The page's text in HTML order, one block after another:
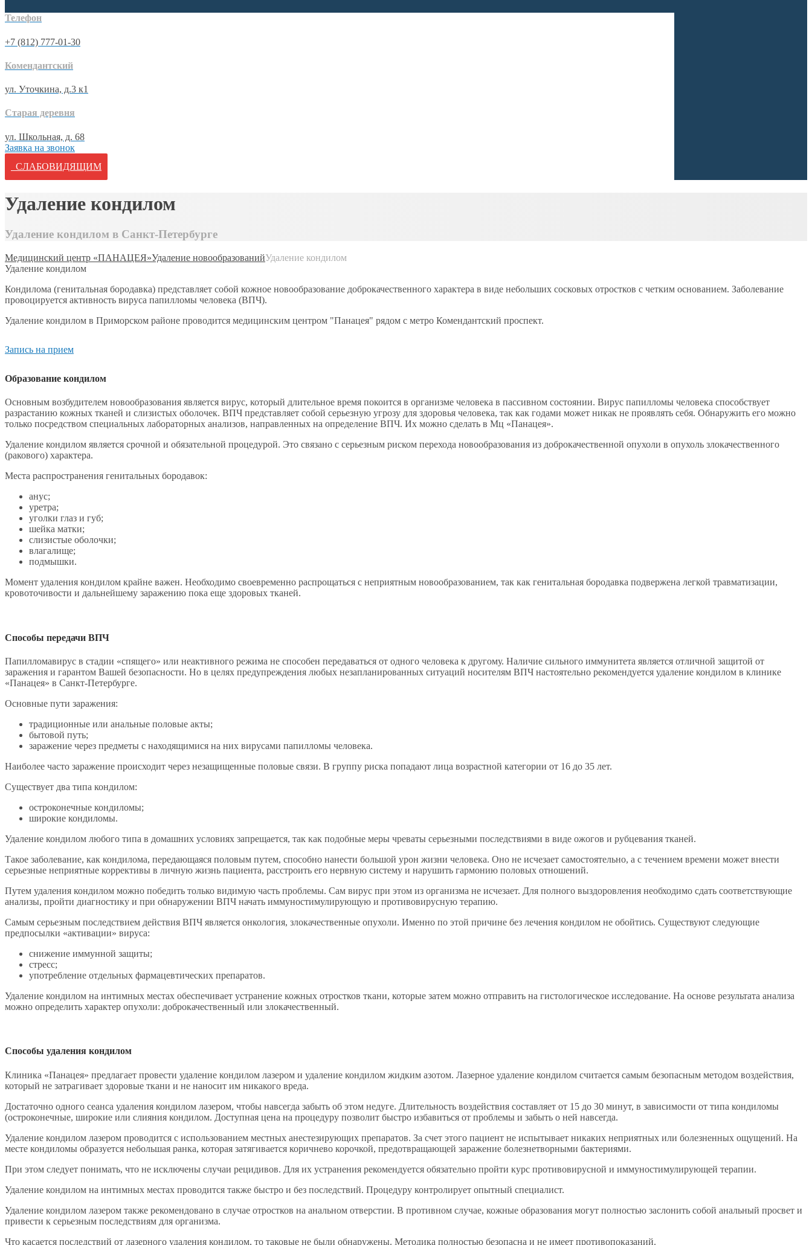
Телефон
+7 (812) 777-01-30
Комендантский
ул. Уточкина, д.3 к1
Старая деревня
ул. Школьная, д. 68
Заявка на звонок
СЛАБОВИДЯЩИМ
Удаление кондилом
Удаление кондилом в Санкт-Петербурге
Медицинский центр «ПАНАЦЕЯ»Удаление новообразованийУдаление кондилом
Удаление кондилом
Кондилома (генитальная бородавка) представляет собой кожное новообразование доброкачественного характера в виде небольших сосковых отростков с четким основанием. Заболевание
провоцируется активность вируса папилломы человека (ВПЧ).
Удаление кондилом в Приморском районе проводится медицинским центром "Панацея" рядом с метро Комендантский проспект.
Запись на прием
Образование кондилом
Основным возбудителем новообразования является вирус, который длительное время покоится в организме человека в пассивном состоянии. Вирус папилломы человека способствует
разрастанию кожных тканей и слизистых оболочек. ВПЧ представляет собой серьезную угрозу для здоровья человека, так как годами может никак не проявлять себя. Обнаружить его можно
только посредством специальных лабораторных анализов, направленных на определение ВПЧ. Их можно сделать в Мц «Панацея».
Удаление кондилом является срочной и обязательной процедурой. Это связано с серьезным риском перехода новообразования из доброкачественной опухоли в опухоль злокачественного
(ракового) характера.
Места распространения генитальных бородавок:
анус;
уретра;
уголки глаз и губ;
шейка матки;
слизистые оболочки;
влагалище;
подмышки.
Момент удаления кондилом крайне важен. Необходимо своевременно распрощаться с неприятным новообразованием, так как генитальная бородавка подвержена легкой травматизации,
кровоточивости и дальнейшему заражению пока еще здоровых тканей.
Способы передачи ВПЧ
Папилломавирус в стадии «спящего» или неактивного режима не способен передаваться от одного человека к другому. Наличие сильного иммунитета является отличной защитой от
заражения и гарантом Вашей безопасности. Но в целях предупреждения любых незапланированных ситуаций носителям ВПЧ настоятельно рекомендуется удаление кондилом в клинике
«Панацея» в Санкт-Петербурге.
Основные пути заражения:
традиционные или анальные половые акты;
бытовой путь;
заражение через предметы с находящимися на них вирусами папилломы человека.
Наиболее часто заражение происходит через незащищенные половые связи. В группу риска попадают лица возрастной категории от 16 до 35 лет.
Существует два типа кондилом:
остроконечные кондиломы;
широкие кондиломы.
Удаление кондилом любого типа в домашних условиях запрещается, так как подобные меры чреваты серьезными последствиями в виде ожогов и рубцевания тканей.
Такое заболевание, как кондилома, передающаяся половым путем, способно нанести большой урон жизни человека. Оно не исчезает самостоятельно, а с течением времени может внести
серьезные неприятные коррективы в личную жизнь пациента, расстроить его нервную систему и нарушить гармонию половых отношений.
Путем удаления кондилом можно победить только видимую часть проблемы. Сам вирус при этом из организма не исчезает. Для полного выздоровления необходимо сдать соответствующие
анализы, пройти диагностику и при обнаружении ВПЧ начать иммуностимулирующую и противовирусную терапию.
Самым серьезным последствием действия ВПЧ является онкология, злокачественные опухоли. Именно по этой причине без лечения кондилом не обойтись. Существуют следующие
предпосылки «активации» вируса:
снижение иммунной защиты;
стресс;
употребление отдельных фармацевтических препаратов.
Удаление кондилом на интимных местах обеспечивает устранение кожных отростков ткани, которые затем можно отправить на гистологическое исследование. На основе результата анализа
можно определить характер опухоли: доброкачественный или злокачественный.
Способы удаления кондилом
Клиника «Панацея» предлагает провести удаление кондилом лазером и удаление кондилом жидким азотом. Лазерное удаление кондилом считается самым безопасным методом воздействия,
который не затрагивает здоровые ткани и не наносит им никакого вреда.
Достаточно одного сеанса удаления кондилом лазером, чтобы навсегда забыть об этом недуге. Длительность воздействия составляет от 15 до 30 минут, в зависимости от типа кондиломы
(остроконечные, широкие или слияния кондилом. Доступная цена на процедуру позволит быстро избавиться от проблемы и забыть о ней навсегда.
Удаление кондилом лазером проводится с использованием местных анестезирующих препаратов. За счет этого пациент не испытывает никаких неприятных или болезненных ощущений. На
месте кондиломы образуется небольшая ранка, которая затягивается коричнево корочкой, предотвращающей заражение болезнетворными бактериями.
При этом следует понимать, что не исключены случаи рецидивов. Для их устранения рекомендуется обязательно пройти курс противовирусной и иммуностимулирующей терапии.
Удаление кондилом на интимных местах проводится также быстро и без последствий. Процедуру контролирует опытный специалист.
Удаление кондилом лазером также рекомендовано в случае отростков на анальном отверстии. В противном случае, кожные образования могут полностью заслонить собой анальный просвет и
привести к серьезным последствиям для организма.
Что касается последствий от лазерного удаления кондилом, то таковые не были обнаружены. Методика полностью безопасна и не имеет противопоказаний.